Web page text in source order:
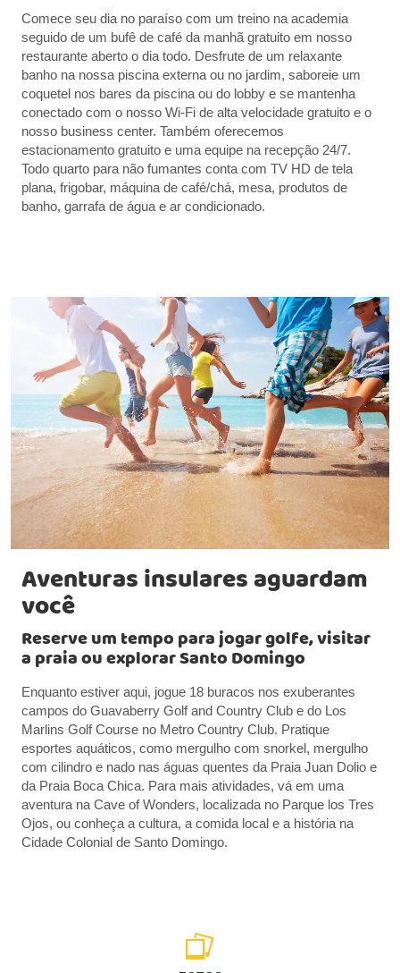
Comece seu dia no paraíso com um treino na academia
seguido de um bufê de café da manhã gratuito em nosso
restaurante aberto o dia todo. Desfrute de um relaxante
banho na nossa piscina externa ou no jardim, saboreie um
coquetel nos bares da piscina ou do lobby e se mantenha
conectado com o nosso Wi-Fi de alta velocidade gratuito e o
nosso business center. Também oferecemos
estacionamento gratuito e uma equipe na recepção 24/7.
Todo quarto para não fumantes conta com TV HD de tela
plana, frigobar, máquina de café/chá, mesa, produtos de
banho, garrafa de água e ar condicionado.
Aventuras insulares aguardam
você
Reserve um tempo para jogar golfe, visitar
a praia ou explorar Santo Domingo
Enquanto estiver aqui, jogue 18 buracos nos exuberantes
campos do Guavaberry Golf and Country Club e do Los
Marlins Golf Course no Metro Country Club. Pratique
esportes aquáticos, como mergulho com snorkel, mergulho
com cilindro e nado nas águas quentes da Praia Juan Dolio e
da Praia Boca Chica. Para mais atividades, vá em uma
aventura na Cave of Wonders, localizada no Parque los Tres
Ojos, ou conheça a cultura, a comida local e a história na
Cidade Colonial de Santo Domingo.